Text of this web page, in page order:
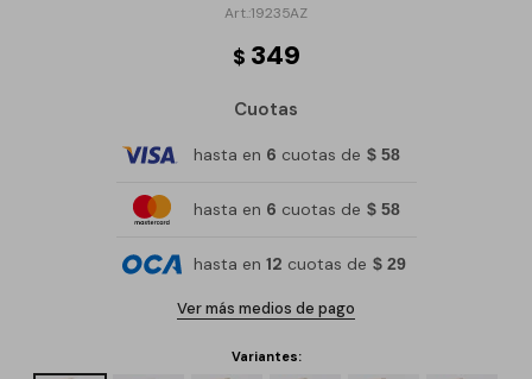
19235AZ
$ 349
Cuotas
hasta en 6 cuotas de $ 58
hasta en 6 cuotas de $ 58
hasta en 12 cuotas de $ 29
Ver más medios de pago
Variantes: